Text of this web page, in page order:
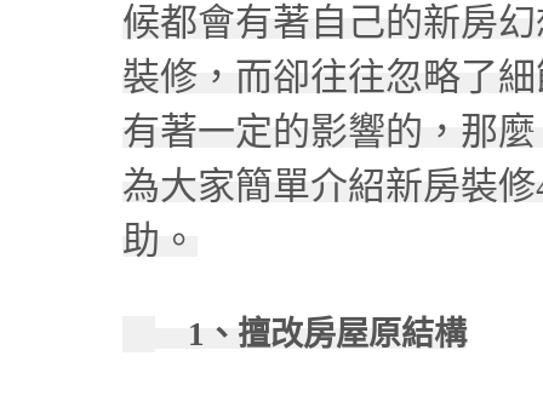
候都會有著自己的新房
裝修，而卻往往忽略了
有著一定的影響的，那
為大家簡單介紹新房裝
助。
1、擅改房屋原結構